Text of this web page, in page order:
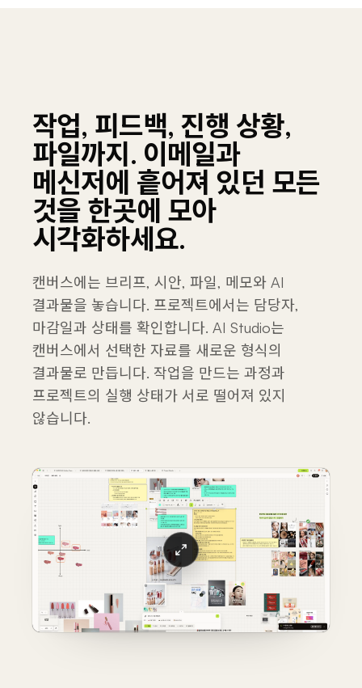
작업, 피드백, 진행 상황,
파일까지. 이메일과
메신저에 흩어져 있던 모든
것을 한곳에 모아
시각화하세요.
캔버스에는 브리프, 시안, 파일, 메모와 AI
결과물을 놓습니다. 프로젝트에서는 담당자,
마감일과 상태를 확인합니다. AI Studio는
캔버스에서 선택한 자료를 새로운 형식의
결과물로 만듭니다. 작업을 만드는 과정과
프로젝트의 실행 상태가 서로 떨어져 있지
않습니다.